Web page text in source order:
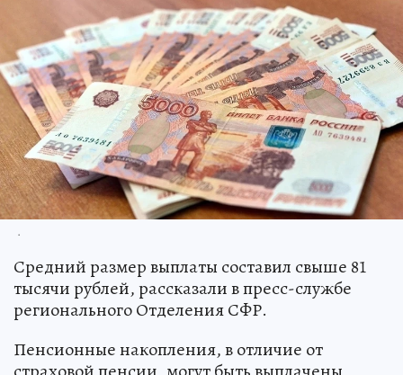
.
Средний размер выплаты составил свыше 81
тысячи рублей, рассказали в пресс-службе
регионального Отделения СФР.
Пенсионные накопления, в отличие от